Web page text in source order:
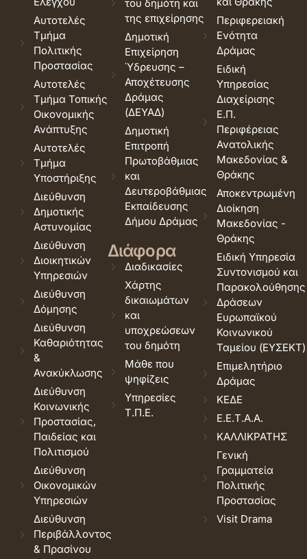
Αυτοτελές
Τμήμα
Πολιτικής
Προστασίας
Αυτοτελές
Τμήμα Τοπικής
Οικονομικής
Ανάπτυξης
Αυτοτελές
Τμήμα
Υποστήριξης
Διεύθυνση
Δημοτικής
Αστυνομίας
Διεύθυνση
Διοικητικών
Υπηρεσιών
Διεύθυνση
Δόμησης
Διεύθυνση
Καθαριότητας
&
Ανακύκλωσης
Διεύθυνση
Κοινωνικής
Προστασίας,
Παιδείας και
Πολιτισμού
Διεύθυνση
Οικονομικών
Υπηρεσιών
Διεύθυνση
Περιβάλλοντος
& Πρασίνου
του δημότη και
της επιχείρησης
Δημοτική
Επιχείρηση
Ύδρευσης –
Αποχέτευσης
Δράμας
(ΔΕΥΑΔ)
Δημοτική
Επιτροπή
Πρωτοβάθμιας
και
Δευτεροβάθμιας
Εκπαίδευσης
Δήμου Δράμας
Διάφορα
Διαδικασίες
Χάρτης
δικαιωμάτων
και
υποχρεώσεων
του δημότη
Μάθε που
ψηφίζεις
Υπηρεσίες
Τ.Π.Ε.
Περιφερειακή
Ενότητα
Δράμας
Ειδική
Υπηρεσίας
Διαχείρισης
Ε.Π.
Περιφέρειας
Ανατολικής
Μακεδονίας &
Θράκης
Αποκεντρωμένη
Διοίκηση
Μακεδονίας -
Θράκης
Ειδική Υπηρεσία
Συντονισμού και
Παρακολούθησης
Δράσεων
Ευρωπαϊκού
Κοινωνικού
Ταμείου (ΕΥΣΕΚΤ)
Επιμελητήριο
Δράμας
ΚΕΔΕ
Ε.Ε.Τ.Α.Α.
ΚΑΛΛΙΚΡΑΤΗΣ
Γενική
Γραμματεία
Πολιτικής
Προστασίας
Visit Drama